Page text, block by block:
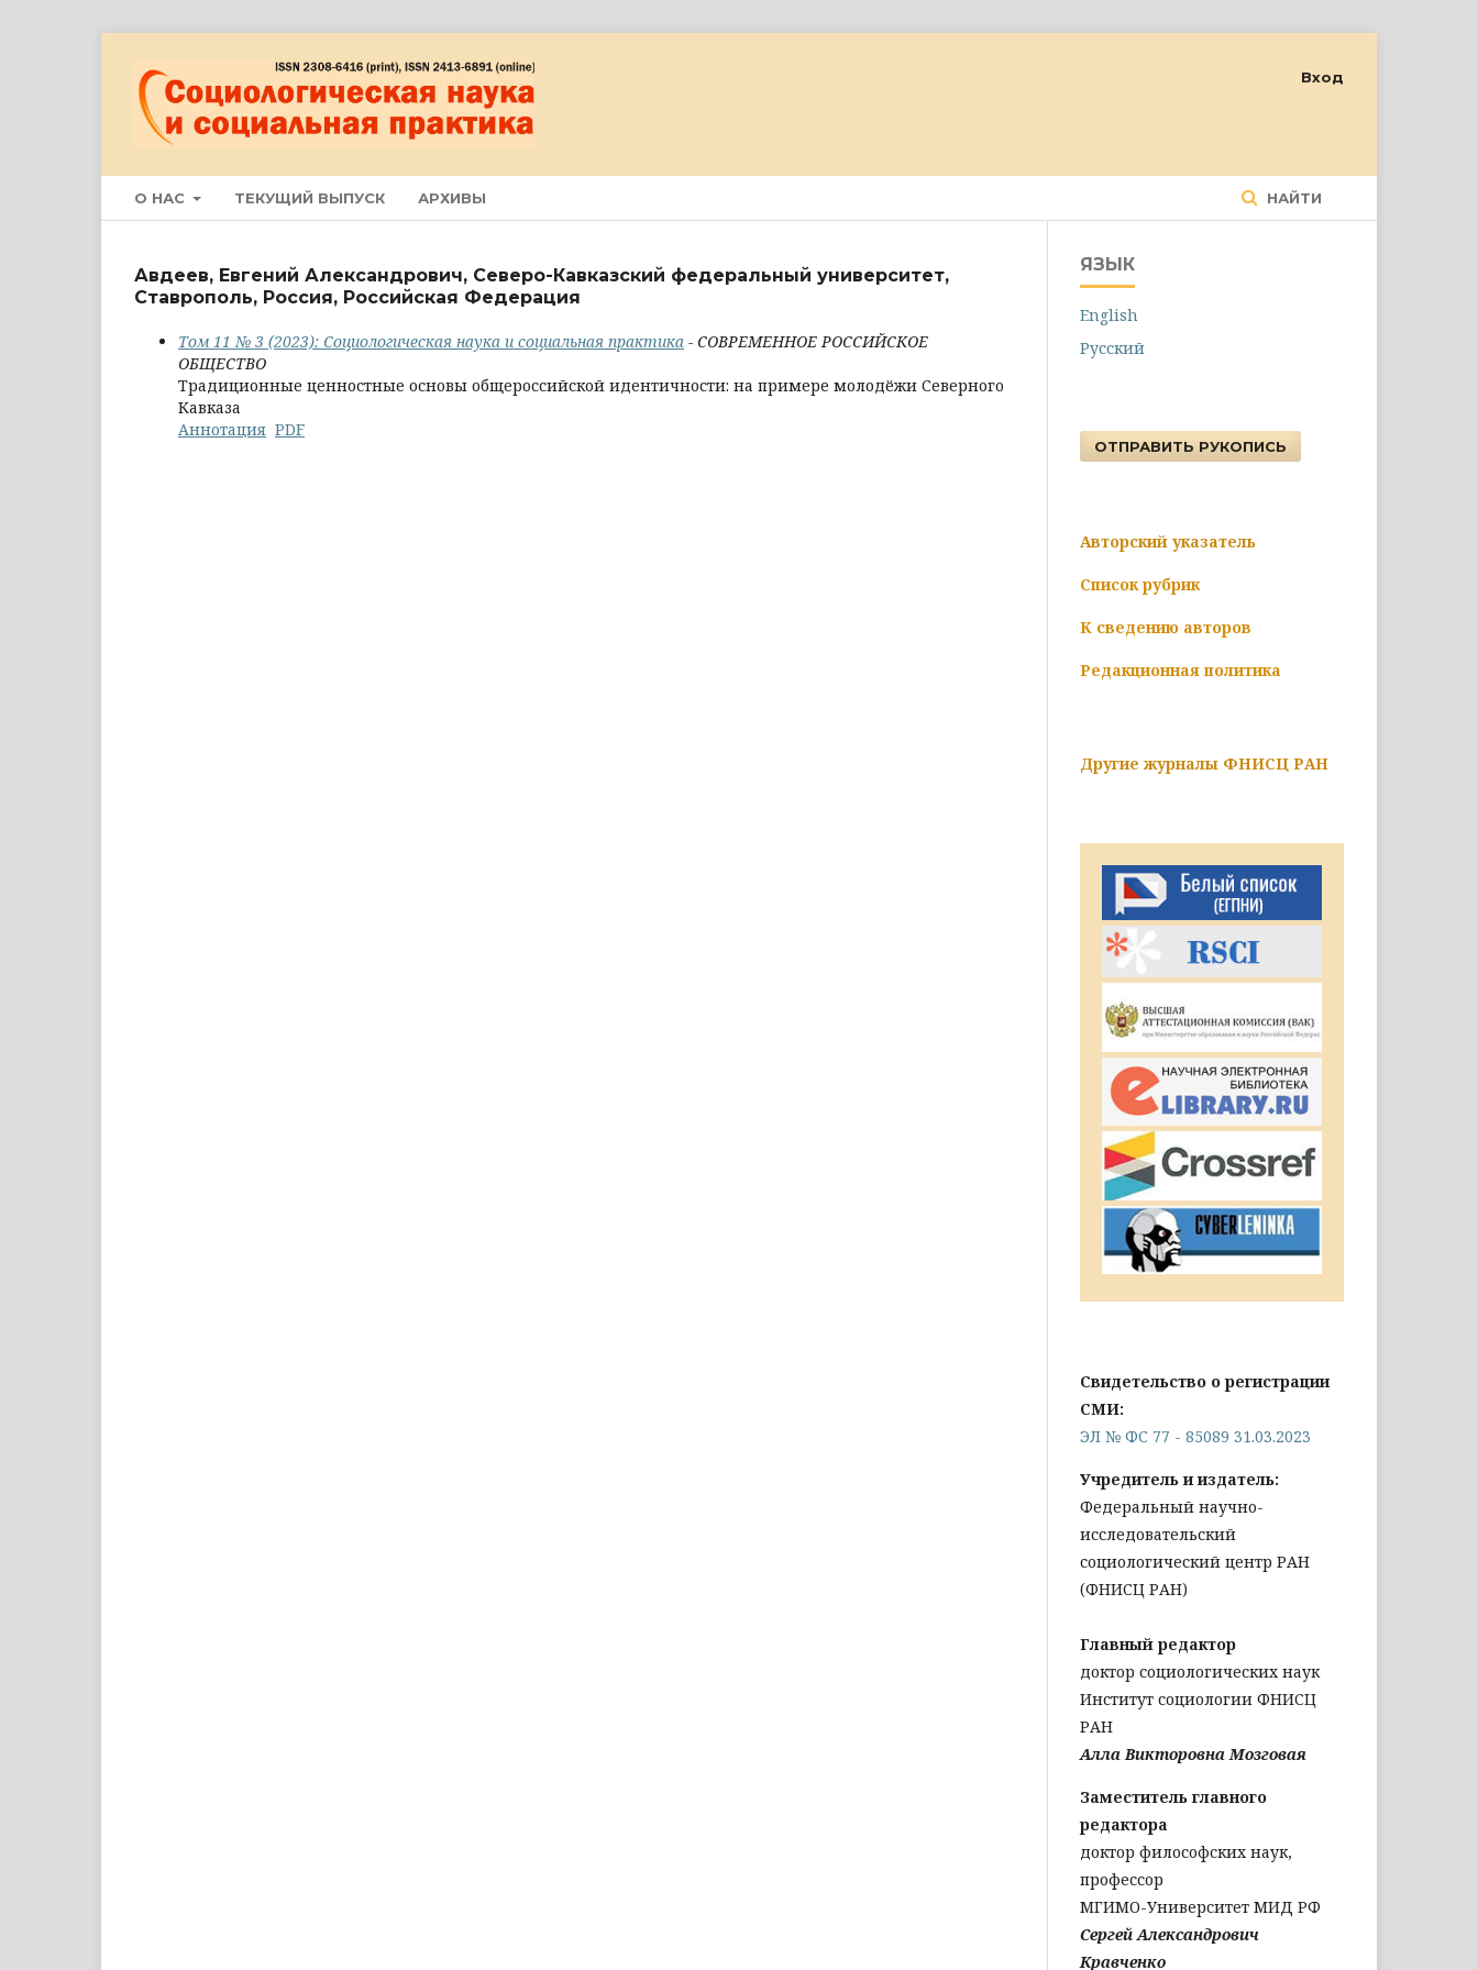
О НАС ТЕКУЩИЙ ВЫПУСК АРХИВЫ НАЙТИ
Вход
Авдеев, Евгений Александрович, Северо-Кавказский федеральный университет,
Ставрополь, Россия, Российская Федерация
Том 11 № 3 (2023): Социологическая наука и социальная практика - СОВРЕМЕННОЕ РОССИЙСКОЕ
ОБЩЕСТВО
Традиционные ценностные основы общероссийской идентичности: на примере молодёжи Северного
Кавказа
Аннотация PDF
ЯЗЫК
English
Русский
ОТПРАВИТЬ РУКОПИСЬ
Авторский указатель
Список рубрик
К сведению авторов
Редакционная политика
Другие журналы ФНИСЦ РАН
Свидетельство о регистрации
СМИ:
ЭЛ № ФС 77 - 85089 31.03.2023
Учредитель и издатель:
Федеральный научно-
исследовательский
социологический центр РАН
(ФНИСЦ РАН)
Главный редактор
доктор социологических наук
Институт социологии ФНИСЦ
РАН
Алла Викторовна Мозговая
Заместитель главного
редактора
доктор философских наук,
профессор
МГИМО-Университет МИД РФ
Сергей Александрович
Кравченко